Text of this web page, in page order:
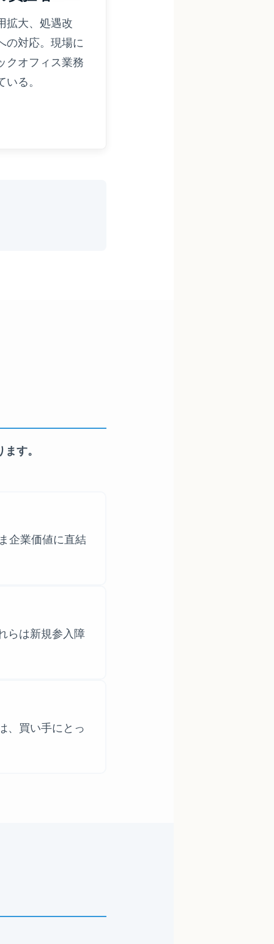
拡大、処遇改
の対応。現場に
クオフィス業務
る。
す。
企業価値に直結
らは新規参入障
、買い手にとっ